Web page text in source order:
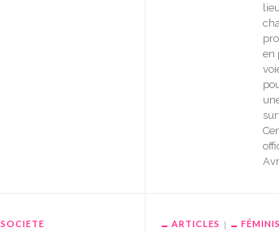
en
SOCIETE ARTICLES